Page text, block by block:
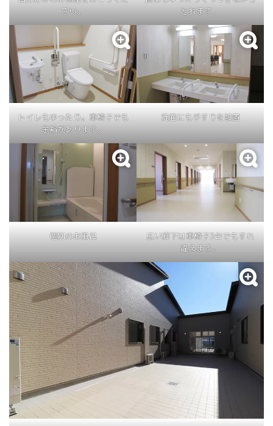
さい。
とれます。
トイレもゆったり。車椅子でも
余裕があります。
洗面にも手すりを設置
個別のお風呂
広い廊下は車椅子3台でもすれ
違えます。